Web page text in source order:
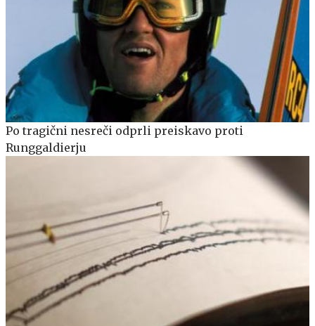
Po tragični nesreči odprli preiskavo proti
Runggaldierju